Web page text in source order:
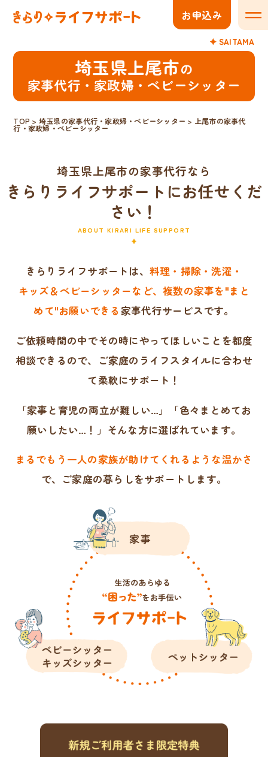
お申込み メ
SAITAMA
埼玉県上尾市の
家事代行・家政婦・ベビーシッター
TOP > 埼玉県の家事代行・家政婦・ベビーシッター > 上尾市の家事代
行・家政婦・ベビーシッター
埼玉県上尾市の家事代行なら
きらりライフサポートにお任せくだ
さい！
ABOUT KIRARI LIFE SUPPORT
きらりライフサポートは、 料理・掃除・洗濯・
キッズ＆ベビーシッターなど、複数の家事を"まと
めて"お願いできる 家事代行サービスです。
ご依頼時間の中でその時にやってほしいことを都度
相談できるので、
ご家庭のライフスタイルに合わせ
て柔軟にサポート！
「家事と育児の両立が難しい…」「色々まとめてお
願いしたい…！」そんな方に選ばれています。
まるでもう一人の家族が助けてくれるような温かさ
で、 ご家庭の暮らしをサポートします。